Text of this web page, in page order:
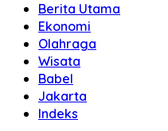
Berita Utama
Ekonomi
Olahraga
Wisata
Babel
Jakarta
Indeks